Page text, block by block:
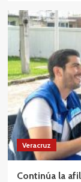
Veracruz
Continúa la